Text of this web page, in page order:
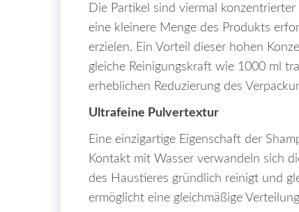
Die Partikel sind viermal
eine kleinere Menge des Produkts
erzielen. Ein Vorteil dieser hohen
gleiche Reinigungskraft wie 1000 ml
erheblichen Reduzierung des
Ultrafeine Pulvertextur
Eine einzigartige Eigenschaft der
Kontakt mit Wasser verwandeln sich
des Haustieres gründlich reinigt und
ermöglicht eine gleichmäßige